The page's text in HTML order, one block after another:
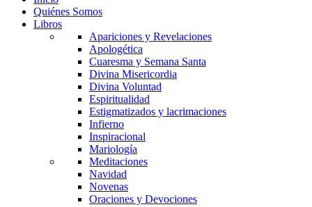
Quiénes Somos
Libros
Apariciones y Revelaciones
Apologética
Cuaresma y Semana Santa
Divina Misericordia
Divina Voluntad
Espiritualidad
Estigmatizados y lacrimaciones
Infierno
Inspiracional
Mariología
Meditaciones
Navidad
Novenas
Oraciones y Devociones